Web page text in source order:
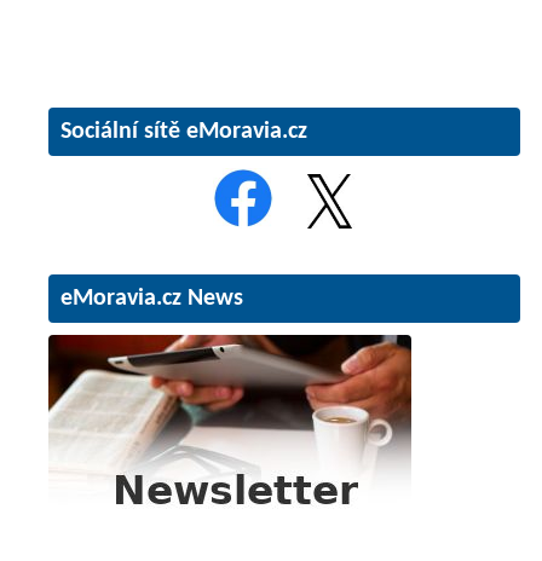
Sociální sítě eMoravia.cz
eMoravia.cz News